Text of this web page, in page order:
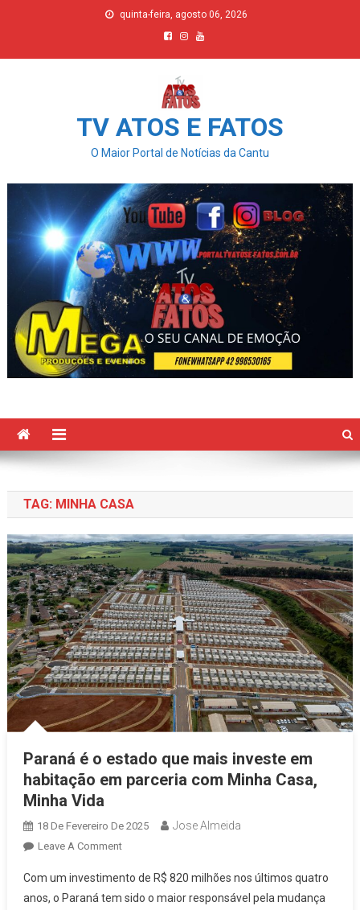
quinta-feira, agosto 06, 2026
TV ATOS E FATOS
O Maior Portal de Notícias da Cantu
TAG: MINHA CASA
Paraná é o estado que mais investe em
habitação em parceria com Minha Casa,
Minha Vida
18 De Fevereiro De 2025 Jose Almeida
Leave A CommentOn
É
O
Com um investimento de R$ 820 milhões nos últimos quatro
anos, o Paraná tem sido o maior responsável pela mudança